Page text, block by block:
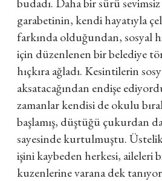
garabetinin, kendi hayatıyla
farkında olduğundan, sosyal
için düzenlenen bir belediye
hıçkıra ağladı. Kesintilerin
aksatacağından endişe
zamanlar kendisi de okulu
başlamış, düştüğü çukurdan
sayesinde kurtulmuştu.
işini kaybeden herkesi, aileleri
kuzenlerine varana dek